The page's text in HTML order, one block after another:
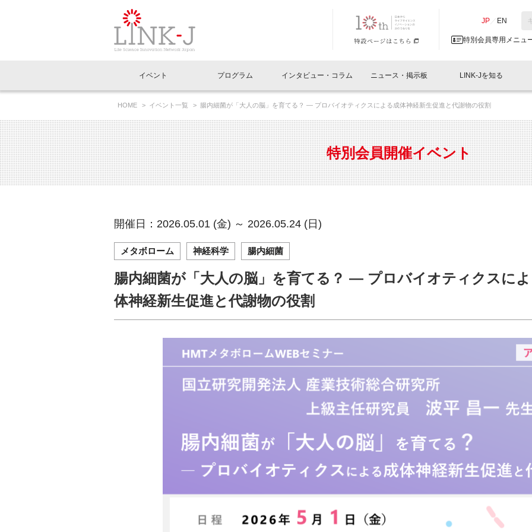
JP EN
特別会員専用メニュ
イベントお知らせメール登録
閉じる
イベント
イベント一覧
LINK-J主催・共催 特別会員開催
LINK-J協賛・協力 出展・参加
イベントレポート一覧
LINK-J主催・共催
LINK-J協賛・協力
プログラム
Out of Box相談室 What's "UNIKORN"？
インタビュー・コラム
インタビュー・コラム一覧
スペシャルインタビュー ベンチャーインタビュー 会報
連載コラム サポーターコラム 日本
ニュース・掲示板
ニュース一覧
トピック プレスリリース
メディア情報 海外関連
協賛・協力 施設
人と情報の交流掲示板一覧
会員プレスリリース
募集
LINK-Jを知る
理事長挨拶 Why in Nihonbashi
国内外連携 サポーター紹介 事業
組織概要 パンフレット GTB
特別会員一覧 特別会員について 入会
専用メニューはこちら
ラウンジ・会議室 オフィス・ラボ 施設
アクセス
HOME イベント一覧 腸内細菌が「大人の脳」を育てる？ ― プロバイオティクスによる成体神経新生促進と代謝物の役割
特別会員開催イベント
開催日：2026.05.01 (金) ～ 2026.05.24 (日)
メタボローム 神経科学 腸内細菌
腸内細菌が「大人の脳」を育てる？ ― プロバイオティクスに
体神経新生促進と代謝物の役割